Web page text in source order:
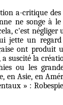
a-critique
ne songe à
c'est
jette un
ont produit
suscité la
ou les
en Asie, en
» :